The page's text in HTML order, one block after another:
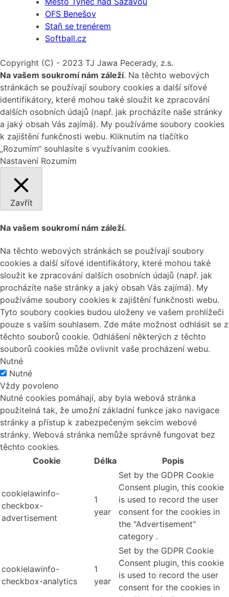
OFS Benešov
Staň se trenérem
Softball.cz
Copyright (C) - 2023 TJ Jawa Pecerady, z.s.
Na vašem soukromí nám záleží. Na těchto webových
stránkách se používají soubory cookies a další síťové
identifikátory, které mohou také sloužit ke zpracování
dalších osobních údajů (např. jak procházíte naše stránky
a jaký obsah Vás zajímá). My používáme soubory cookies
k zajištění funkčnosti webu. Kliknutím na tlačítko
„Rozumím“ souhlasíte s využívaním cookies.
Nastavení Rozumím
Zavřít
Na vašem soukromí nám záleží.
Na těchto webových stránkách se používají soubory
cookies a další síťové identifikátory, které mohou také
sloužit ke zpracování dalších osobních údajů (např. jak
procházíte naše stránky a jaký obsah Vás zajímá). My
používáme soubory cookies k zajištění funkčnosti webu.
Tyto soubory cookies budou uloženy ve vašem prohlížeči
pouze s vaším souhlasem. Zde máte možnost odhlásit se z
těchto souborů cookie. Odhlášení některých z těchto
souborů cookies může ovlivnit vaše procházení webu.
Nutné
Nutné
Vždy povoleno
Nutné cookies pomáhají, aby byla webová stránka
použitelná tak, že umožní základní funkce jako navigace
stránky a přístup k zabezpečeným sekcím webové
stránky. Webová stránka nemůže správně fungovat bez
těchto cookies.
Cookie
Délka Popis
cookielawinfo-
checkbox-
advertisement
1
year
Set by the GDPR Cookie
Consent plugin, this cookie
is used to record the user
consent for the cookies in
the "Advertisement"
category .
cookielawinfo-
checkbox-analytics
1
year
Set by the GDPR Cookie
Consent plugin, this cookie
is used to record the user
consent for the cookies in